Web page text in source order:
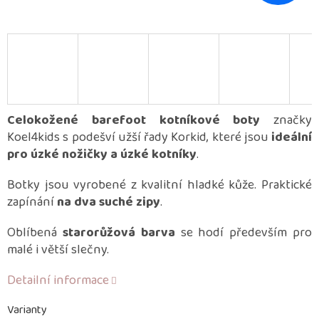
Varianty
Celokožené barefoot kotníkové boty značky
Koel4kids s podešví užší řady Korkid, které jsou ideální
pro úzké nožičky a úzké kotníky.
Botky jsou vyrobené z kvalitní hladké kůže. Praktické
zapínánína dva suché zipy.
Oblíbená starorůžová barva se hodí především pro
malé i větší slečny.
Detailní informace